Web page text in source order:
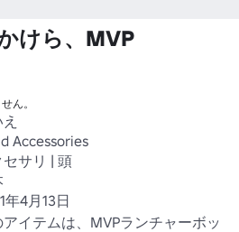
けら、MVP
ん。
Accessories
セサリ | 頭
年4月13日
アイテムは、MVPランチャーボッ